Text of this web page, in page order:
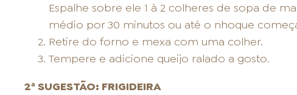
Espalhe sobre ele 1 à 2 colheres de sopa de
médio por 30 minutos ou até o nhoque
Retire do forno e mexa com uma colher.
Tempere e adicione queijo ralado a gosto.
2ª SUGESTÃO: FRIGIDEIRA